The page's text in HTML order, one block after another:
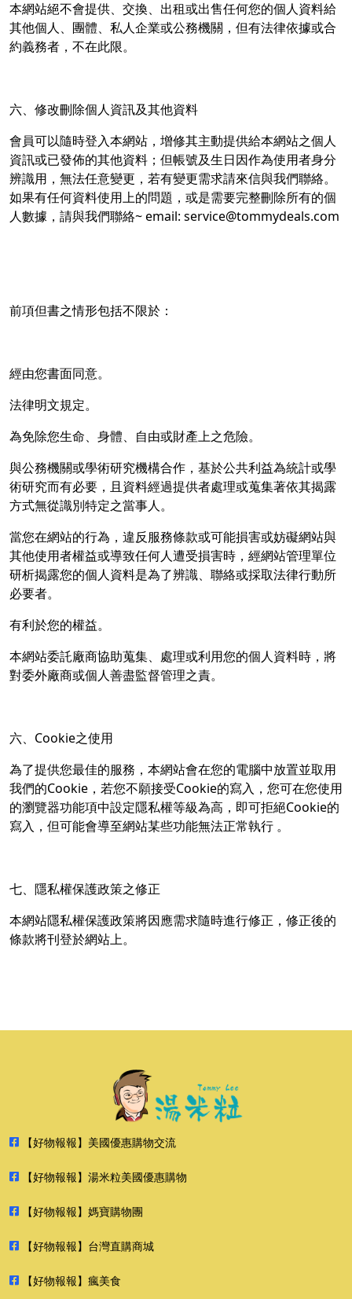
本網站絕不會提供、交換、出租或出售任何您的個人資料給
其他個人、團體、私人企業或公務機關，但有法律依據或合
約義務者，不在此限。
六、修改刪除個人資訊及其他資料
會員可以隨時登入本網站，增修其主動提供給本網站之個人
資訊或已發佈的其他資料；但帳號及生日因作為使用者身分
辨識用，無法任意變更，若有變更需求請來信與我們聯絡。
如果有任何資料使用上的問題，或是需要完整刪除所有的個
人數據，請與我們聯絡~ email: service@tommydeals.com
前項但書之情形包括不限於：
經由您書面同意。
法律明文規定。
為免除您生命、身體、自由或財產上之危險。
與公務機關或學術研究機構合作，基於公共利益為統計或學
術研究而有必要，且資料經過提供者處理或蒐集著依其揭露
方式無從識別特定之當事人。
當您在網站的行為，違反服務條款或可能損害或妨礙網站與
其他使用者權益或導致任何人遭受損害時，經網站管理單位
研析揭露您的個人資料是為了辨識、聯絡或採取法律行動所
必要者。
有利於您的權益。
本網站委託廠商協助蒐集、處理或利用您的個人資料時，將
對委外廠商或個人善盡監督管理之責。
六、Cookie之使用
為了提供您最佳的服務，本網站會在您的電腦中放置並取用
我們的Cookie，若您不願接受Cookie的寫入，您可在您使用
的瀏覽器功能項中設定隱私權等級為高，即可拒絕Cookie的
寫入，但可能會導至網站某些功能無法正常執行 。
七、隱私權保護政策之修正
本網站隱私權保護政策將因應需求隨時進行修正，修正後的
條款將刊登於網站上。
【好物報報】美國優惠購物交流
【好物報報】湯米粒美國優惠購物
【好物報報】媽寶購物團
【好物報報】台灣直購商城
【好物報報】瘋美食